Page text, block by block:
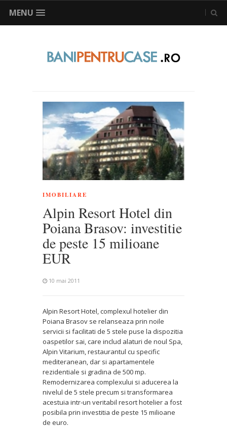
MENU
IMOBILIARE
Alpin Resort Hotel din
Poiana Brasov: investitie
de peste 15 milioane
EUR
10 mai 2011
Alpin Resort Hotel, complexul hotelier din
Poiana Brasov se relanseaza prin noile
servicii si facilitati de 5 stele puse la dispozitia
oaspetilor sai, care includ alaturi de noul Spa,
Alpin Vitarium, restaurantul cu specific
mediteranean, dar si apartamentele
rezidentiale si gradina de 500 mp.
Remodernizarea complexului si aducerea la
nivelul de 5 stele precum si transformarea
acestuia intr-un veritabil resort hotelier a fost
posibila prin investitia de peste 15 milioane
de euro.